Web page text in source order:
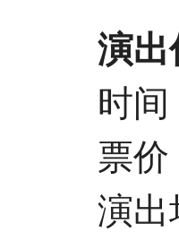
演出
时间：
票价：
演出场